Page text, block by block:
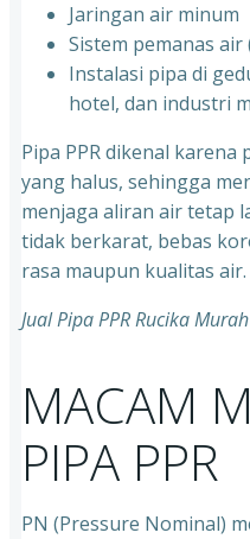
⁠Jaringan air minum
⁠Sistem pemanas
⁠Instalasi pipa di
hotel, dan industri
Pipa PPR dikenal
yang halus, sehingga
menjaga aliran air tetap
tidak berkarat, bebas
rasa maupun kualitas air.
Jual Pipa PPR Rucika
MACAM
PIPA PPR
PN (Pressure Nominal)